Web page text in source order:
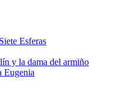
Esferas
y la dama del armiño
Eugenia